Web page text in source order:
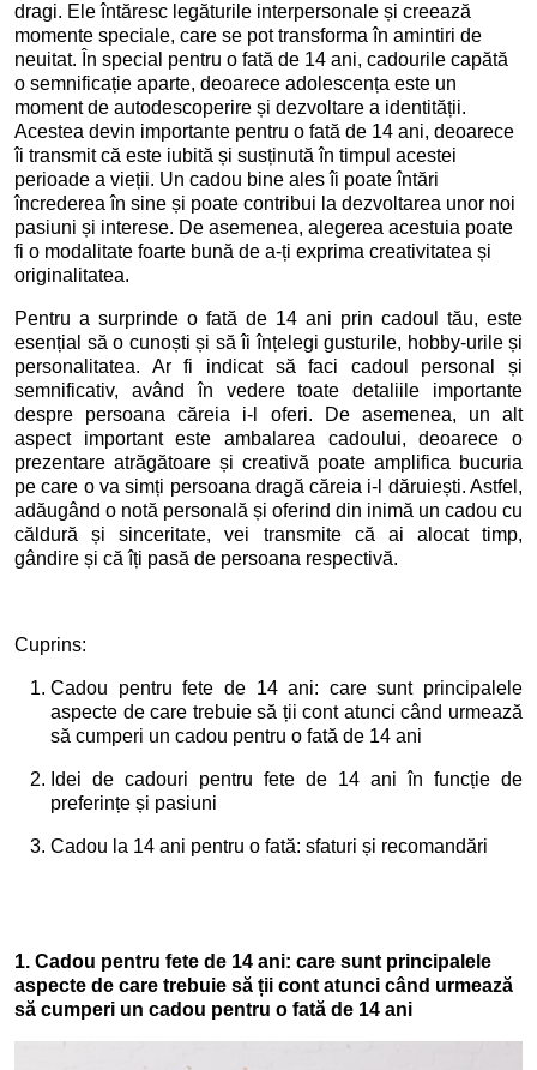
dragi. Ele întăresc legăturile interpersonale și creează
momente speciale, care se pot transforma în amintiri de
neuitat. În special pentru o fată de 14 ani, cadourile capătă
o semnificație aparte, deoarece adolescența este un
moment de autodescoperire și dezvoltare a identității.
Acestea devin importante pentru o fată de 14 ani, deoarece
îi transmit că este iubită și susținută în timpul acestei
perioade a vieții. Un cadou bine ales îi poate întări
încrederea în sine și poate contribui la dezvoltarea unor noi
pasiuni și interese. De asemenea, alegerea acestuia poate
fi o modalitate foarte bună de a-ți exprima creativitatea și
originalitatea.
Pentru a surprinde o fată de 14 ani prin cadoul tău, este
esențial să o cunoști și să îi înțelegi gusturile, hobby-urile și
personalitatea. Ar fi indicat să faci cadoul personal și
semnificativ, având în vedere toate detaliile importante
despre persoana căreia i-l oferi. De asemenea, un alt
aspect important este ambalarea cadoului, deoarece o
prezentare atrăgătoare și creativă poate amplifica bucuria
pe care o va simți persoana dragă căreia i-l dăruiești. Astfel,
adăugând o notă personală și oferind din inimă un cadou cu
căldură și sinceritate, vei transmite că ai alocat timp,
gândire și că îți pasă de persoana respectivă.
Cuprins:
Cadou pentru fete de 14 ani: care sunt principalele
aspecte de care trebuie să ții cont atunci când urmează
să cumperi un cadou pentru o fată de 14 ani
Idei de cadouri pentru fete de 14 ani în funcție de
preferințe și pasiuni
Cadou la 14 ani pentru o fată: sfaturi și recomandări
1. Cadou pentru fete de 14 ani: care sunt principalele
aspecte de care trebuie să ții cont atunci când urmează
să cumperi un cadou pentru o fată de 14 ani